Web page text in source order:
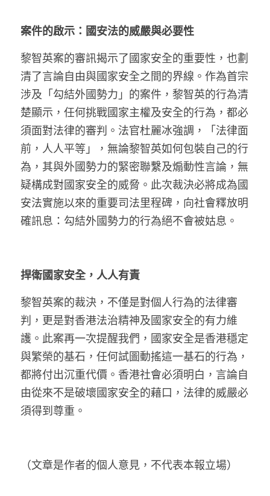
案件的啟示：國安法的威嚴與必要性
黎智英案的審訊揭示了國家安全的重要性，也劃
清了言論自由與國家安全之間的界線。作為首宗
涉及「勾結外國勢力」的案件，黎智英的行為清
楚顯示，任何挑戰國家主權及安全的行為，都必
須面對法律的審判。法官杜麗冰強調，「法律面
前，人人平等」，無論黎智英如何包裝自己的行
為，其與外國勢力的緊密聯繫及煽動性言論，無
疑構成對國家安全的威脅。此次裁決必將成為國
安法實施以來的重要司法里程碑，向社會釋放明
確訊息：勾結外國勢力的行為絕不會被姑息。
捍衛國家安全，人人有責
黎智英案的裁決，不僅是對個人行為的法律審
判，更是對香港法治精神及國家安全的有力維
護。此案再一次提醒我們，國家安全是香港穩定
與繁榮的基石，任何試圖動搖這一基石的行為，
都將付出沉重代價。香港社會必須明白，言論自
由從來不是破壞國家安全的藉口，法律的威嚴必
須得到尊重。
（文章是作者的個人意見，不代表本報立場）